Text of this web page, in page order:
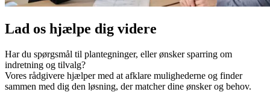
Lad os hjælpe dig videre
Har du spørgsmål til plantegninger, eller ønsker sparring om
indretning og tilvalg?
Vores rådgivere hjælper med at afklare mulighederne og finder
sammen med dig den løsning, der matcher dine ønsker og behov.